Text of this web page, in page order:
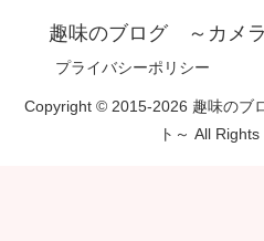
趣味のブログ ～カメ
プライバシーポリシー
Copyright © 2015-2026 趣味のブ
ト～ All